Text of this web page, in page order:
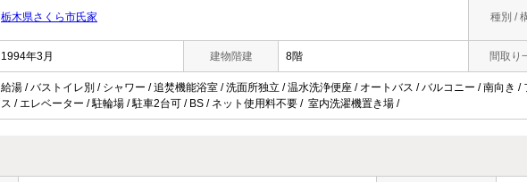
栃木県さくら市氏家 種別 /
1994年3月 建物階建 8階 間取り
給湯 / バストイレ別 / シャワー / 追焚機能浴室 / 洗面所独立 / 温水洗浄便座 / オートバス / バルコニー / 南向き
ス / エレベーター / 駐輪場 / 駐車2台可 / BS / ネット使用料不要 / 室内洗濯機置き場 /